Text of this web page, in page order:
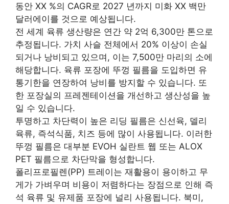
동안 XX %의 CAGR로 2027 년까지 미화 XX 백만
달러에이를 것으로 예상됩니다.
전 세계 육류 생산량은 연간 약 2억 6,300만 톤으로
추정됩니다. 가치 사슬 전체에서 20% 이상이 손실
되거나 낭비되고 있으며, 이는 7,500만 마리의 소에
해당합니다. 육류 포장에 뚜껑 필름을 도입하면 유
통기한을 연장하여 낭비를 방지할 수 있습니다. 또
한 포장실의 프레젠테이션을 개선하고 생산성을 높
일 수 있습니다.
투명하고 차단력이 높은 리딩 필름은 신선육, 델리
육류, 즉석식품, 치즈 등에 많이 사용됩니다. 이러한
뚜껑 필름은 대부분 EVOH 실란트 웹 또는 ALOX
PET 필름으로 차단막을 형성합니다.
폴리프로필렌(PP) 트레이는 재활용이 용이하고 무
게가 가벼우며 비용이 저렴하다는 장점으로 인해 즉
석 육류 및 유제품 포장에 널리 사용됩니다. 북미,